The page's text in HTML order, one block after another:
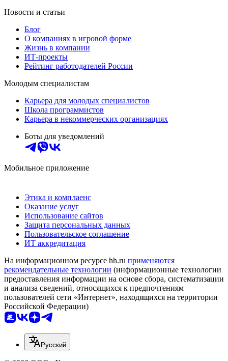
Новости и статьи
Блог
О компаниях в игровой форме
Жизнь в компании
ИТ-проекты
Рейтинг работодателей России
Молодым специалистам
Карьера для молодых специалистов
Школа программистов
Карьера в некоммерческих организациях
Боты для уведомлений
Мобильное приложение
Этика и комплаенс
Оказание услуг
Использование сайтов
Защита персональных данных
Пользовательское соглашение
ИТ аккредитация
На информационном ресурсе hh.ru применяются
рекомендательные технологии (информационные технологии
предоставления информации на основе сбора, систематизации
и анализа сведений, относящихся к предпочтениям
пользователей сети «Интернет», находящихся на территории
Российской Федерации)
Русский